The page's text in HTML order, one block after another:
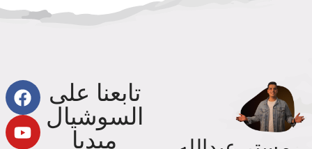
تابعنا على
السوشيال
ميديا